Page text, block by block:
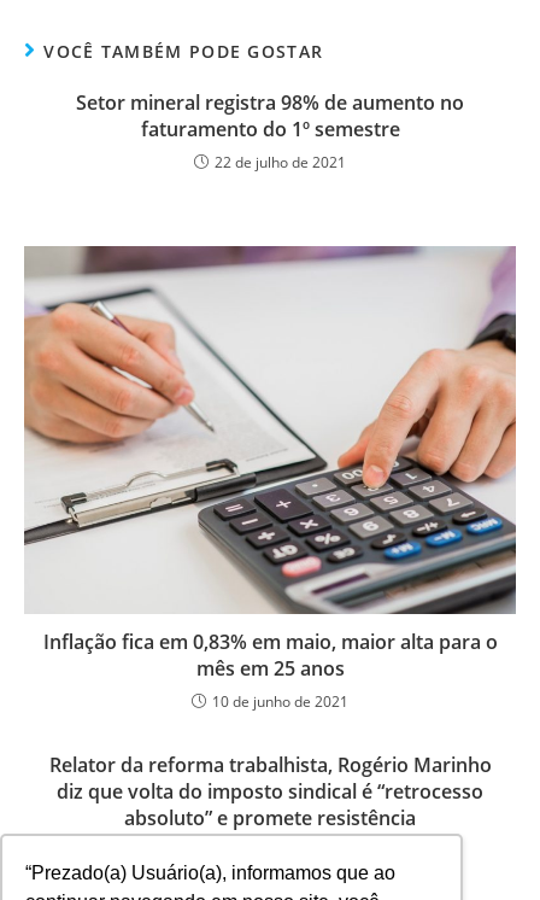
“Prezado(a) Usuário(a), informamos que ao
VOCÊ TAMBÉM PODE GOSTAR
Setor mineral registra 98% de aumento no
faturamento do 1º semestre
22 de julho de 2021
Inflação fica em 0,83% em maio, maior alta para o
mês em 25 anos
10 de junho de 2021
Relator da reforma trabalhista, Rogério Marinho
diz que volta do imposto sindical é “retrocesso
absoluto” e promete resistência